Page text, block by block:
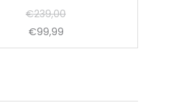
OVOX
Dibea
€239,00
€99,99